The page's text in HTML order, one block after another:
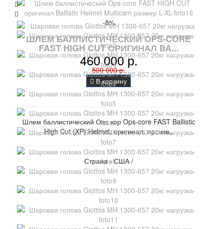
-8%
ШЛЕМ БАЛЛИСТИЧЕСКИЙ OPS-CORE
FAST HIGH CUT ОРИГИНАЛ BA...
460 000 р.
500 000 р.
В корзину
Шлем баллистический Опс кор Ops-core FAST Ballistic
High Cut (XP) Helmet, оригинал, произв..
Страна - США /